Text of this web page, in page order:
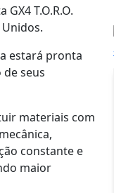
T.O.R.O.
estará pronta
seus
materiais com
constante e
maior